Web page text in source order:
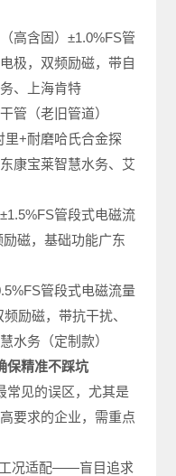
高含固）±1.0%FS管
极，双频励磁，带自
、上海肯特
管（老旧管道）
里+耐磨哈氏合金探
康宝莱智慧水务、艾
管段式电磁流
磁，基础功能广东
管段式电磁流量
励磁，带抗干扰、
水务（定制款）
保精准不踩坑
常见的误区，尤其是
要求的企业，需重点
况适配——盲目追求